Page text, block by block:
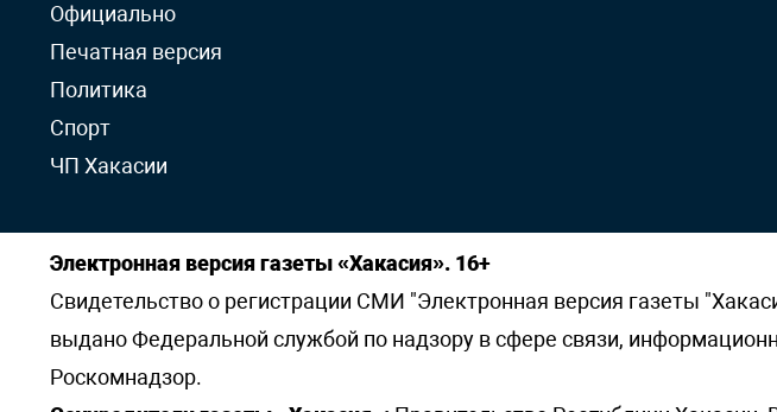
Официально
Печатная версия
Политика
Спорт
ЧП Хакасии
Электронная версия газеты «Хакасия». 16+
Свидетельство о регистрации СМИ "Электронная версия газеты
выдано Федеральной службой по надзору в сфере связи,
Роскомнадзор.